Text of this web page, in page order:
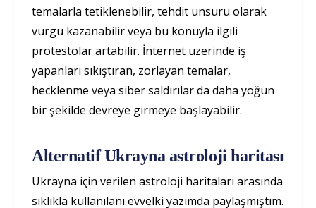
temalarla tetiklenebilir, tehdit unsuru olarak
vurgu kazanabilir veya bu konuyla ilgili
protestolar artabilir. İnternet üzerinde iş
yapanları sıkıştıran, zorlayan temalar,
hecklenme veya siber saldırılar da daha yoğun
bir şekilde devreye girmeye başlayabilir.
Alternatif Ukrayna astroloji haritası
Ukrayna için verilen astroloji haritaları arasında
sıklıkla kullanılanı evvelki yazımda paylaşmıştım.